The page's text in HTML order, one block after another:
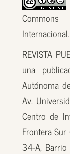
Commons
Internacional.
REVISTA
una
Autónoma
Av.
Centro de
Frontera
34-A, Barrio